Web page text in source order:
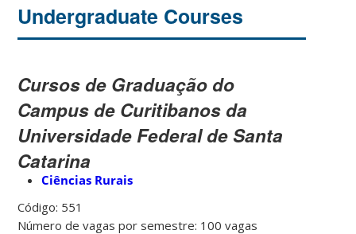
Undergraduate Courses
Cursos de Graduação do
Campus de Curitibanos da
Universidade Federal de Santa
Catarina
Ciências Rurais
Código: 551
Número de vagas por semestre: 100 vagas